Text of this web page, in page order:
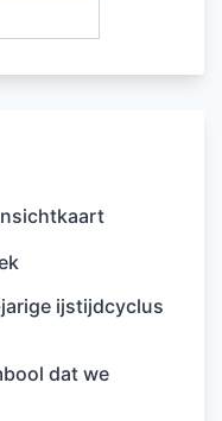
ijstijdcyclus
dat we